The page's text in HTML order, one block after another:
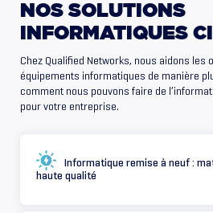
NOS SOLUTIONS
INFORMATIQUES
Chez Qualified Networks, nous aidons
équipements informatiques de manière
comment nous pouvons faire de
pour votre entreprise.
Informatique remise à neuf :
haute qualité